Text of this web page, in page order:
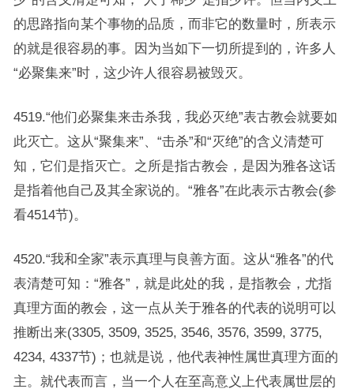
的思路指向某个事物的品质，而非它的数量时，所表示
的就是很容易的事。因为当如下一切所提到的，许多人
“必聚集来”时，这少许人很容易被毁灭。
4519.“他们必聚集来击杀我，我必灭绝”表古教会就要如
此灭亡。这从“聚集来”、“击杀”和“灭绝”的含义清楚可
知，它们是指灭亡。之所是指古教会，是因为雅各这话
是指着他自己及其全家说的。“雅各”在此表示古教会(参
看4514节)。
4520.“我和全家”表示真理与良善方面。这从“雅各”的代
表清楚可知：“雅各”，就是此处的我，是指教会，尤指
真理方面的教会，这一点从关于雅各的代表的说明可以
推断出来(3305, 3509, 3525, 3546, 3576, 3599, 3775,
4234, 4337节)；也就是说，他代表神性属世真理方面的
主。就代表而言，当一个人在至高意义上代表属世层的